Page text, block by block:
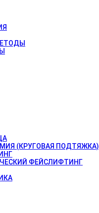
(КРУГОВАЯ ПОДТЯЖКА)
ФЕЙСЛИФТИНГ